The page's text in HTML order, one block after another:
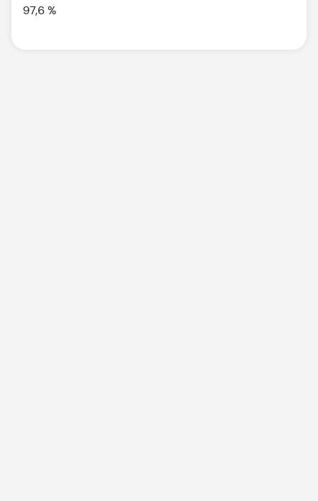
97,6 %